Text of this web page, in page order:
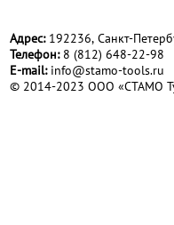
Адрес:192236, Санкт-
Телефон:8 (812) 648-22-98
Е-mail: info@stamo-tools.ru
© 2014-2023 ООО «СТАМО